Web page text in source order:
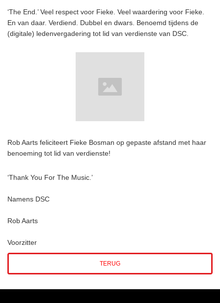
‘The End.’ Veel respect voor Fieke. Veel waardering voor Fieke.
En van daar. Verdiend. Dubbel en dwars. Benoemd tijdens de
(digitale) ledenvergadering tot lid van verdienste van DSC.
Rob Aarts feliciteert Fieke Bosman op gepaste afstand met haar
benoeming tot lid van verdienste!
‘Thank You For The Music.’
Namens DSC
Rob Aarts
Voorzitter
TERUG